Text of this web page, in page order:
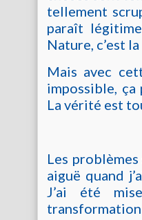
tellement
paraît
Nature, c’est
Mais avec
impossible, ça
La vérité est
Les
aiguë quand
J’ai été